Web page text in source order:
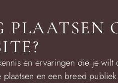
PLAATSEN
en ervaringen die je
en een breed